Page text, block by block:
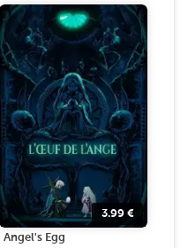
3.99 €
Angel's Egg